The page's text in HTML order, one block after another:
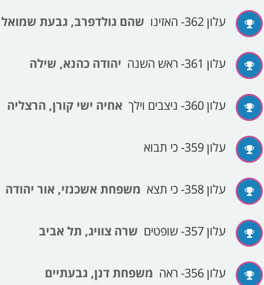
עלון 362- האזינו שהם גולדפרב, גבעת שמואל
עלון 361- ראש השנה יהודה כהנא, שילה
עלון 360- ניצבים וילך אחיה ישי קורן, הרצליה
עלון 359- כי תבוא
עלון 358- כי תצא משפחת אשכנזי, אור יהודה
עלון 357- שופטים שרה צוויג, תל אביב
עלון 356- ראה משפחת דנן, גבעתיים